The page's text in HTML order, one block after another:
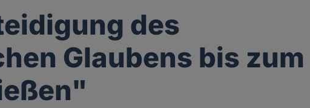
des
Glaubens bis zum